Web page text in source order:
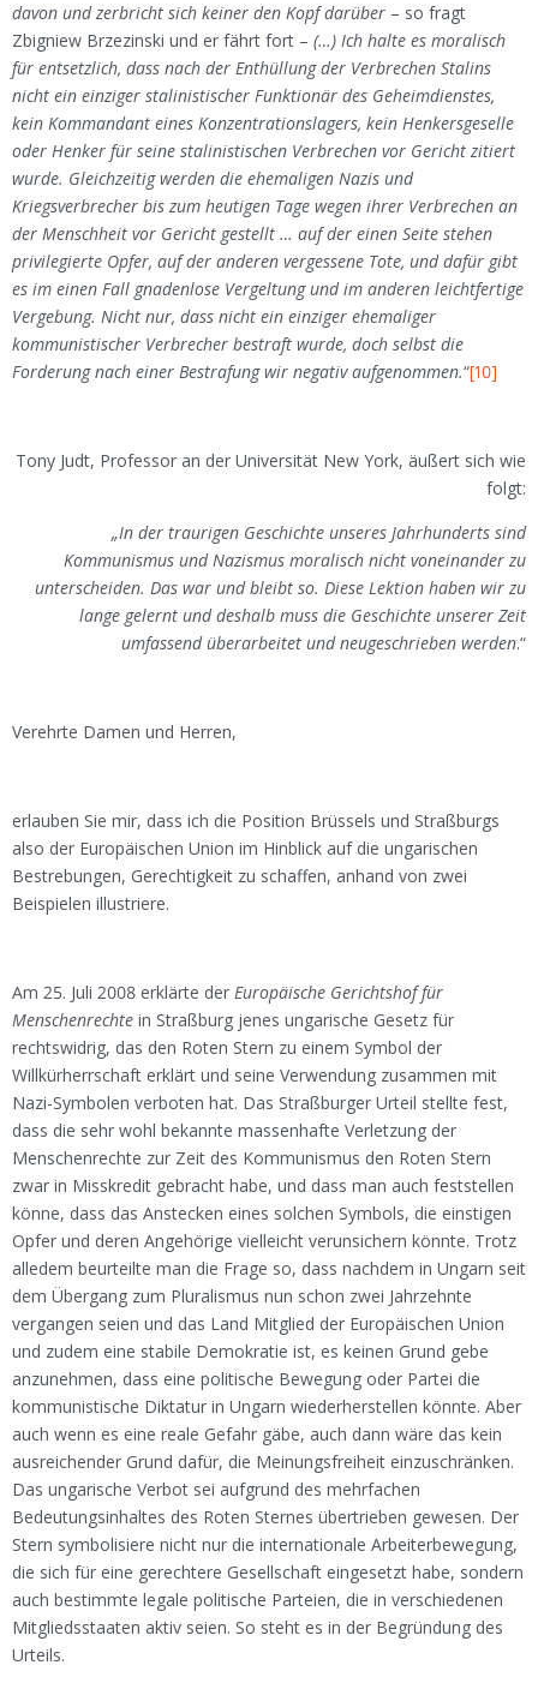
davon und zerbricht sich keiner den Kopf darüber – so fragt
Zbigniew Brzezinski und er fährt fort – (…) Ich halte es moralisch
für entsetzlich, dass nach der Enthüllung der Verbrechen Stalins
nicht ein einziger stalinistischer Funktionär des Geheimdienstes,
kein Kommandant eines Konzentrationslagers, kein Henkersgeselle
oder Henker für seine stalinistischen Verbrechen vor Gericht zitiert
wurde. Gleichzeitig werden die ehemaligen Nazis und
Kriegsverbrecher bis zum heutigen Tage wegen ihrer Verbrechen an
der Menschheit vor Gericht gestellt … auf der einen Seite stehen
privilegierte Opfer, auf der anderen vergessene Tote, und dafür gibt
es im einen Fall gnadenlose Vergeltung und im anderen leichtfertige
Vergebung. Nicht nur, dass nicht ein einziger ehemaliger
kommunistischer Verbrecher bestraft wurde, doch selbst die
Forderung nach einer Bestrafung wir negativ aufgenommen.“[10]
Tony Judt, Professor an der Universität New York, äußert sich wie
folgt:
„In der traurigen Geschichte unseres Jahrhunderts sind
Kommunismus und Nazismus moralisch nicht voneinander zu
unterscheiden. Das war und bleibt so. Diese Lektion haben wir zu
lange gelernt und deshalb muss die Geschichte unserer Zeit
umfassend überarbeitet und neugeschrieben werden.“
Verehrte Damen und Herren,
erlauben Sie mir, dass ich die Position Brüssels und Straßburgs
also der Europäischen Union im Hinblick auf die ungarischen
Bestrebungen, Gerechtigkeit zu schaffen, anhand von zwei
Beispielen illustriere.
Am 25. Juli 2008 erklärte der Europäische Gerichtshof für
Menschenrechte in Straßburg jenes ungarische Gesetz für
rechtswidrig, das den Roten Stern zu einem Symbol der
Willkürherrschaft erklärt und seine Verwendung zusammen mit
Nazi-Symbolen verboten hat. Das Straßburger Urteil stellte fest,
dass die sehr wohl bekannte massenhafte Verletzung der
Menschenrechte zur Zeit des Kommunismus den Roten Stern
zwar in Misskredit gebracht habe, und dass man auch feststellen
könne, dass das Anstecken eines solchen Symbols, die einstigen
Opfer und deren Angehörige vielleicht verunsichern könnte. Trotz
alledem beurteilte man die Frage so, dass nachdem in Ungarn seit
dem Übergang zum Pluralismus nun schon zwei Jahrzehnte
vergangen seien und das Land Mitglied der Europäischen Union
und zudem eine stabile Demokratie ist, es keinen Grund gebe
anzunehmen, dass eine politische Bewegung oder Partei die
kommunistische Diktatur in Ungarn wiederherstellen könnte. Aber
auch wenn es eine reale Gefahr gäbe, auch dann wäre das kein
ausreichender Grund dafür, die Meinungsfreiheit einzuschränken.
Das ungarische Verbot sei aufgrund des mehrfachen
Bedeutungsinhaltes des Roten Sternes übertrieben gewesen. Der
Stern symbolisiere nicht nur die internationale Arbeiterbewegung,
die sich für eine gerechtere Gesellschaft eingesetzt habe, sondern
auch bestimmte legale politische Parteien, die in verschiedenen
Mitgliedsstaaten aktiv seien. So steht es in der Begründung des
Urteils.